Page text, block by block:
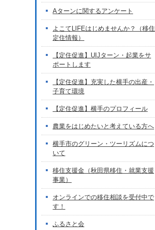
Aターンに関するアンケート
よこてLIFEはじめませんか？（移住
定住情報）
【定住促進】UIJターン・起業をサ
ポートします
【定住促進】充実した横手の出産・
子育て環境
【定住促進】横手のプロフィール
農業をはじめたいと考えている方へ
横手市のグリーン・ツーリズムにつ
いて
移住支援金（秋田県移住・就業支援
事業）
オンラインでの移住相談を受付中で
す！
ふるさと会